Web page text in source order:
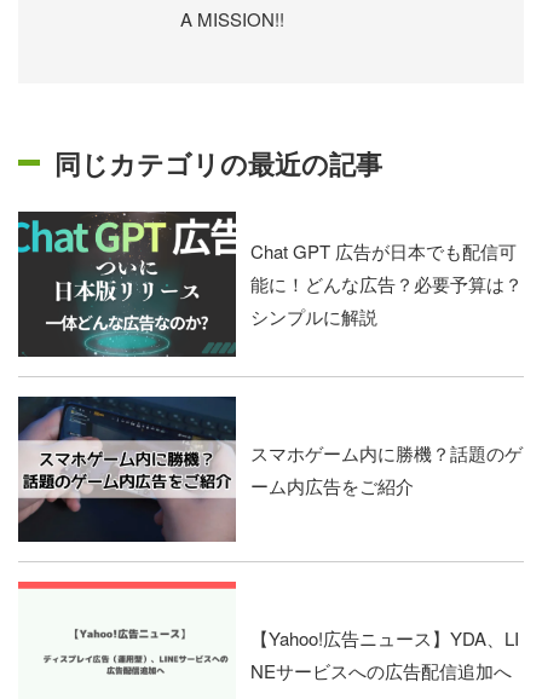
A MISSION!!
同じカテゴリの最近の記事
Chat GPT 広告が日本でも配信可
能に！どんな広告？必要予算は？
シンプルに解説
スマホゲーム内に勝機？話題のゲ
ーム内広告をご紹介
【Yahoo!広告ニュース】YDA、LI
NEサービスへの広告配信追加へ